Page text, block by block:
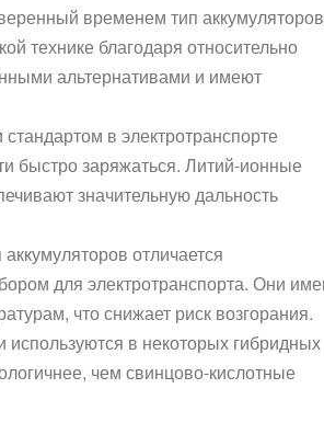
временем тип
технике благодаря относительно
альтернативами и имеют
в электротранспорте
быстро заряжаться. Литий-ионные
значительную дальность
аккумуляторов отличается
для электротранспорта. Они
что снижает риск возгорания.
используются в некоторых гибридных
чем свинцово-кислотные